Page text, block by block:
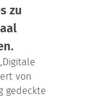
zu
von
gedeckte